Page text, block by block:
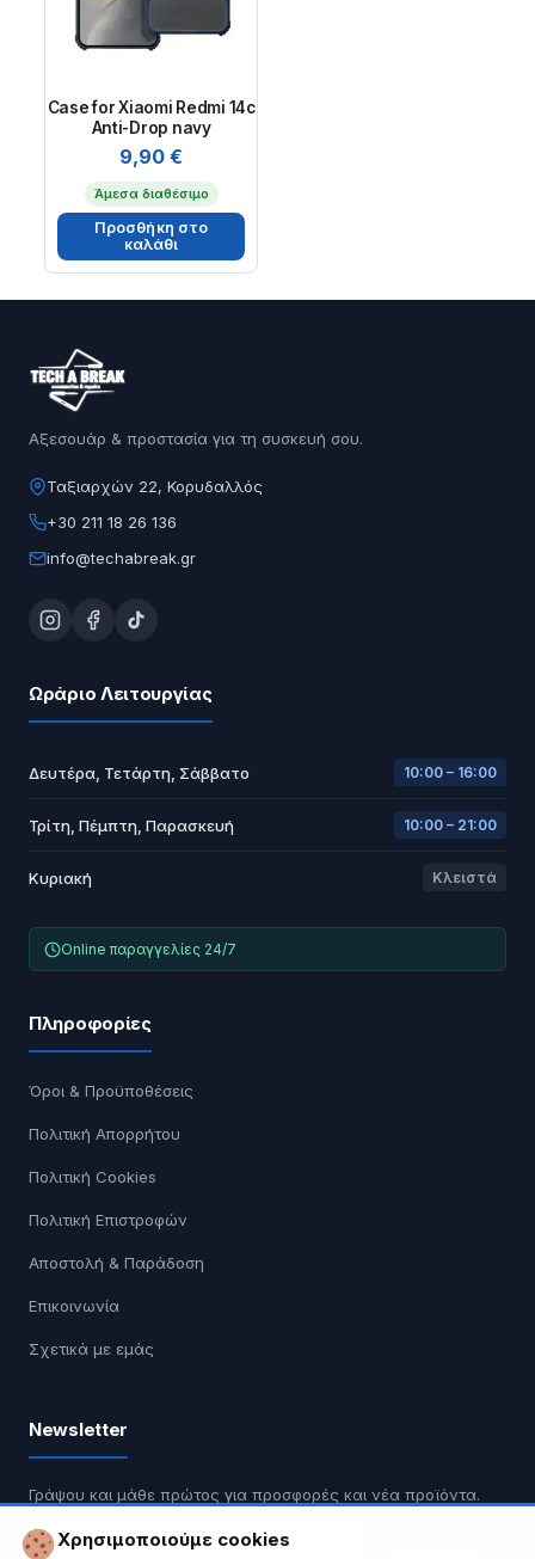
Case for Xiaomi Redmi 14c
Anti-Drop navy
9,90€
Άμεσα διαθέσιμο
Προσθήκη στο
καλάθι
Αξεσουάρ & προστασία για τη συσκευή σου.
Ταξιαρχών 22, Κορυδαλλός
+30 211 18 26 136
info@techabreak.gr
Ωράριο Λειτουργίας
Δευτέρα, Τετάρτη, Σάββατο 10:00 – 16:00
Τρίτη, Πέμπτη, Παρασκευή 10:00 – 21:00
Κυριακή Κλειστά
Online παραγγελίες 24/7
Πληροφορίες
Όροι & Προϋποθέσεις
Πολιτική Απορρήτου
Πολιτική Cookies
Πολιτική Επιστροφών
Αποστολή & Παράδοση
Επικοινωνία
Σχετικά με εμάς
Newsletter
Γράψου και μάθε πρώτος για προσφορές και νέα προϊόντα.
Χρησιμοποιούμε cookies